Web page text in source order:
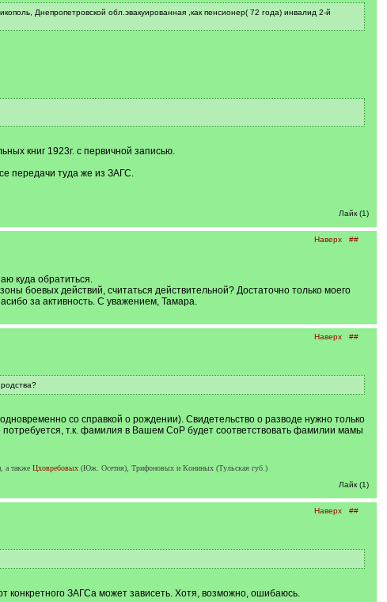
Днепропетровской обл.эвакуированная ,как пенсионер( 72 года) инвалид 2-й
книг 1923г. с первичной записью.
передачи туда же из ЗАГС.
Лайк (1)
Наверх ##
куда обратиться.
боевых действий, считаться действительной? Достаточно только моего
за активность. С уважением, Тамара.
Наверх ##
со справкой о рождении). Свидетельство о разводе нужно только
т.к. фамилия в Вашем СоР будет соответствовать фамилии мамы
а также Цховребовых(Юж. Осетия), Трифоновых и Кониных (Тульская губ.)
Лайк (1)
Наверх ##
конкретного ЗАГСа может зависеть. Хотя, возможно, ошибаюсь.